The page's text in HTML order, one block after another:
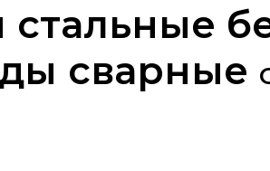
стальные
сварные